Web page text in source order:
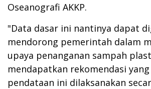
Oseanografi AKKP.
"Data dasar ini nantinya dapat
mendorong pemerintah dalam
upaya penanganan sampah
mendapatkan rekomendasi
pendataan ini dilaksanakan